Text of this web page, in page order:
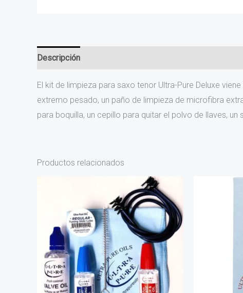
Descripción
El kit de limpieza para saxo tenor Ultra-Pure Deluxe
extremo pesado, un paño de limpieza de microfibra
para boquilla, un cepillo para quitar el polvo de llaves,
Productos relacionados